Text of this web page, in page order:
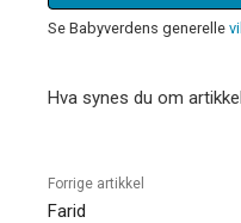
Se Babyverdens generelle
Hva synes du om
Forrige artikkel
Farid